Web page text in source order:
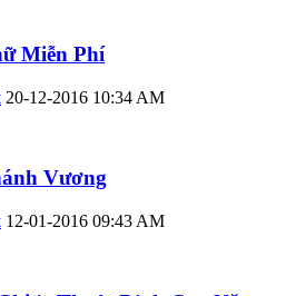
Miễn Phí
20-12-2016 10:34 AM
Vương
12-01-2016 09:43 AM